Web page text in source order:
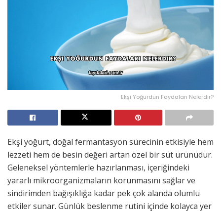
Ekşi Yoğurdun Faydaları Nelerdir?
Ekşi yoğurt, doğal fermantasyon sürecinin etkisiyle hem
lezzeti hem de besin değeri artan özel bir süt ürünüdür.
Geleneksel yöntemlerle hazırlanması, içeriğindeki
yararlı mikroorganizmaların korunmasını sağlar ve
sindirimden bağışıklığa kadar pek çok alanda olumlu
etkiler sunar. Günlük beslenme rutini içinde kolayca yer